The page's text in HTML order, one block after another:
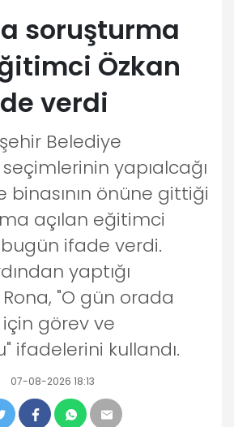
soruşturma
Özkan
verdi
Belediye
yapıalcağı
binasının önüne gittiği
açılan eğitimci
ifade verdi.
yaptığı
"O gün orada
görev ve
ifadelerini kullandı.
07-08-2026 18:13